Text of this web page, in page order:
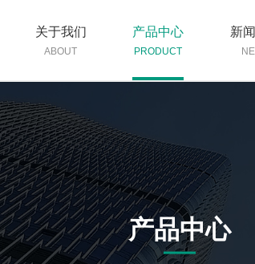
关于我们
ABOUT
产品中心
PRODUCT
新
产品中心